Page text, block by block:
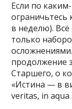
Если по
в неделю). Всё
только
продолжение
Старшего, о
«Истина — в
veritas, in aqua